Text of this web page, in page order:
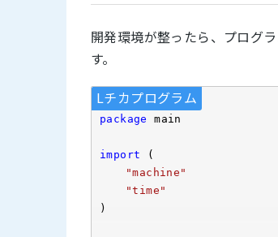
開発環境が整ったら、プログ
す。
Lチカプログラム
package main
import (
"machine"
"time"
)